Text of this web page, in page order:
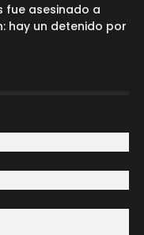
fue asesinado a
hay un detenido por